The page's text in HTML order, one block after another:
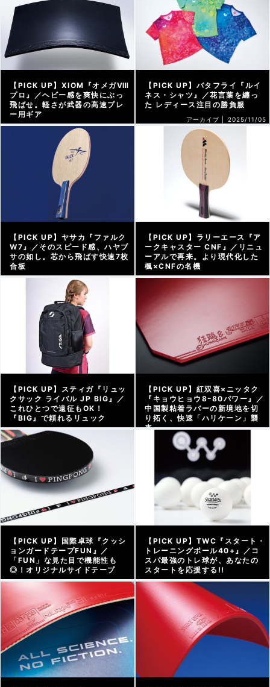
【PICK UP】XIOM『オメガⅧ
プロ』／ヘビー感を爽快にぶっ
飛ばせ。軽さが武器の高速プレ
ー用ギア
アーカイブ |
【PICK UP】バタフライ『ルイ
ネス・シャツ』／花言葉を纏っ
た レディース注目の勝負服
アーカイブ | 2025/11/05
【PICK UP】ヤサカ『ファルク
W7』／そのスピード感、ハヤブ
サの如し。芯から飛ばす快速7枚
合板
アーカイブ |
【PICK UP】ラリーエース『ア
ークキャスター CNF』／リニュ
ーアルで再来。より現代化した
楓×CNFの名機
アーカイブ |
【PICK UP】スティガ『リュッ
クサック ライバル JP BIG』／
これひとつで遠征もOK！
『BIG』で頼れるリュック
アーカイブ |
【PICK UP】紅双喜×ニッタク
『キョウヒョウ8ｰ80パワー』／
中国製粘着ラバーの新境地を切
り拓く、快速「ハリケーン」襲
来
アーカイブ |
【PICK UP】国際卓球『クッシ
ョンガードテープFUN』／
「FUN」な見た目で機能性も
◎！オリジナルサイドテープ
アーカイブ | 2025/10/03
【PICK UP】TWC『スタート・
トレーニングボール40+』／コ
スパ最強のトレ球が、あなたの
スタートを応援する!!
アーカイブ |